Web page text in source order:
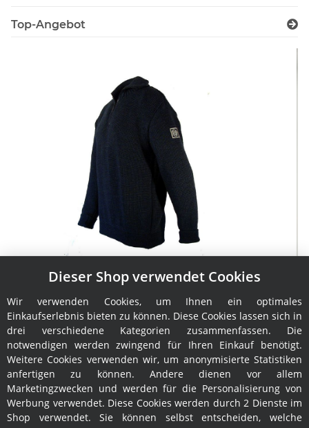
Top-Angebot
Troyer Pining & Pothorst Hans BIO
189,00 €*
Dieser Shop verwendet Cookies
Wir verwenden Cookies, um Ihnen ein optimales
Einkaufserlebnis bieten zu können. Diese Cookies lassen sich in
drei verschiedene Kategorien zusammenfassen. Die
notwendigen werden zwingend für Ihren Einkauf benötigt.
Weitere Cookies verwenden wir, um anonymisierte Statistiken
anfertigen zu können. Andere dienen vor allem
Marketingzwecken und werden für die Personalisierung von
Werbung verwendet. Diese Cookies werden durch 2 Dienste im
Shop verwendet. Sie können selbst entscheiden, welche